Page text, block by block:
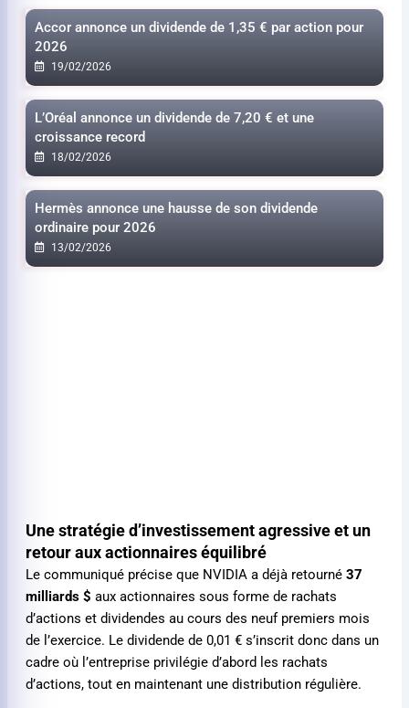
Accor annonce un dividende de 1,35 € par action pour
2026
19/02/2026
L’Oréal annonce un dividende de7,20 € et une
croissance record
18/02/2026
Hermès annonce une hausse de son dividende
ordinaire pour 2026
13/02/2026
Une stratégie d’investissement agressive et un
retour aux actionnaires équilibré
Le communiqué précise que NVIDIA a déjà retourné37
milliards $ aux actionnaires sous forme de rachats
d’actions et dividendes au cours des neuf premiers mois
de l’exercice. Le dividende de0,01 € s’inscrit donc dans un
cadre où l’entreprise privilégie d’abord les rachats
d’actions, tout en maintenant une distribution régulière.